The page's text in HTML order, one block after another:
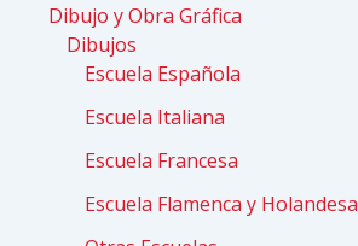
Dibujo y Obra Gráfica
Dibujos
Escuela Española
Escuela Italiana
Escuela Francesa
Escuela Flamenca y Holandesa